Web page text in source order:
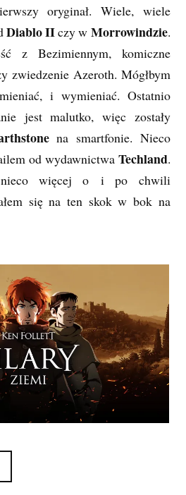
oryginał. Wiele, wiele
Diablo IIczy w Morrowindzie.
z Bezimiennym, komiczne
zwiedzenie Azeroth. Mógłbym
i wymieniać. Ostatnio
jest malutko, więc zostały
na smartfonie. Nieco
od wydawnictwa Techland.
nieco więcej o i po chwili
się na ten skok w bok na